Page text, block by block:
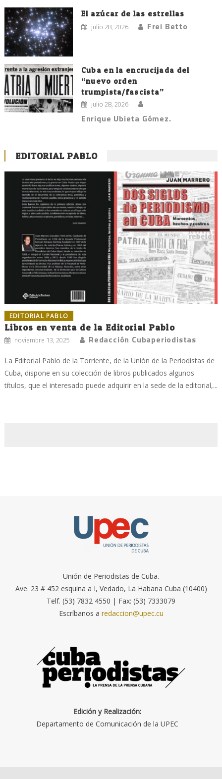
El azúcar de las estrellas
julio 28, 2026 Frei Betto
Cuba en la encrucijada del
“nuevo orden
trumpista/fascista”
julio 28, 2026
Enrique Ubieta Gómez.
EDITORIAL PABLO
EDITORIAL PABLO
Libros en venta de la Editorial Pablo
noviembre 13, 2025 Redacción Cubaperiodistas
La Editorial Pablo de la Torriente, de la Unión de la Periodistas de
Cuba, dispone en su colección de libros publicados algunos
títulos, que el interesado puede adquirir en la sede de la editorial,...
Unión de Periodistas de Cuba.
Ave. 23 # 452 esquina a I, Vedado, La Habana Cuba (10400)
Telf. (53) 7832 4550 | Fax: (53) 7333079
Escríbanos a redaccion@upec.cu
Edición y Realización:
Departamento de Comunicación de la UPEC